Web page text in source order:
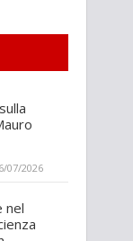
07/2026
nel